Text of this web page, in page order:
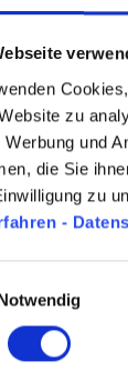
zu
Werbung und
die Sie
zu
-
19:00 Uhr